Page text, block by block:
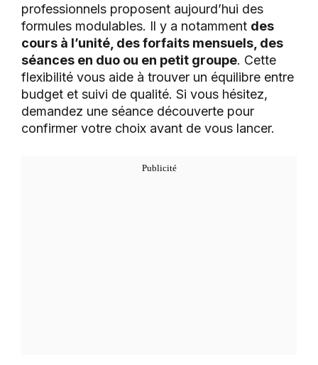
professionnels proposent aujourd’hui des
formules modulables. Il y a notamment des
cours à l’unité, des forfaits mensuels, des
séances en duo ou en petit groupe. Cette
flexibilité vous aide à trouver un équilibre entre
budget et suivi de qualité. Si vous hésitez,
demandez une séance découverte pour
confirmer votre choix avant de vous lancer.